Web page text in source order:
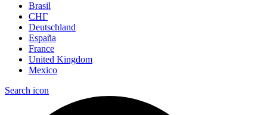
Brasil
СНГ
Deutschland
España
France
United Kingdom
Mexico
Search icon